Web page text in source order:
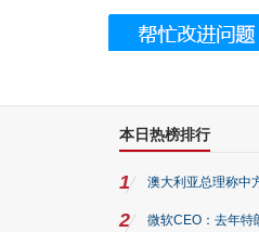
这个3.2米的长卷，还原了600岁的紫禁
本日热榜排行
1 澳大利亚总理称中
2 微软CEO：去年特